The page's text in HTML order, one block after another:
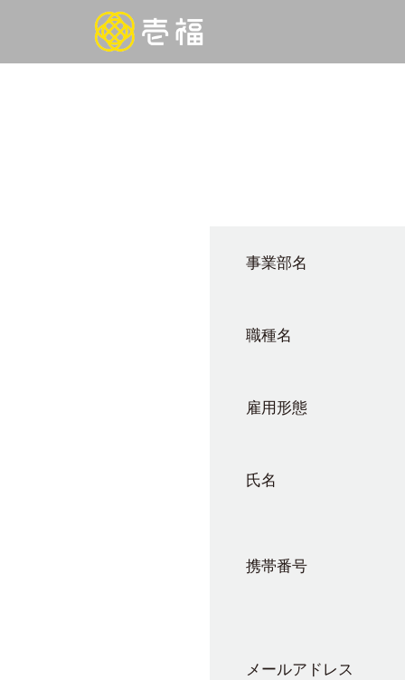
事業部名
職種名
雇用形態
氏名
携帯番号
メールアドレス